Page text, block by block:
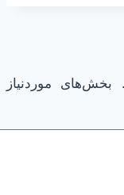
بخش‌های موردنیاز